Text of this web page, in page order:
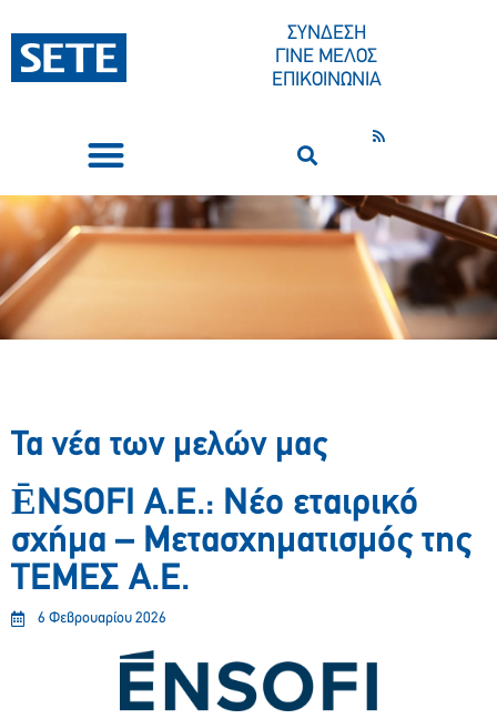
ΣΥΝΔΕΣΗ
ΓΙΝΕ ΜΕΛΟΣ
ΕΠΙΚΟΙΝΩΝΙΑ
Τα νέα των μελών μας
ĒNSOFI Α.Ε.: Νέο εταιρικό
σχήμα – Μετασχηματισμός της
ΤΕΜΕΣ Α.Ε.
6 Φεβρουαρίου 2026